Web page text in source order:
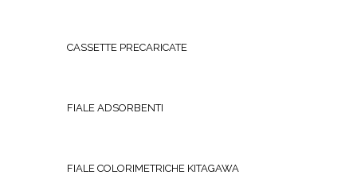
CASSETTE PRECARICATE
FIALE ADSORBENTI
FIALE COLORIMETRICHE KITAGAWA